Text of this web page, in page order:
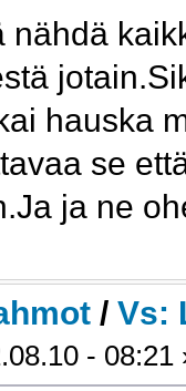
nähdä
hauska
se
ja ne
/Vs:
- 08:21